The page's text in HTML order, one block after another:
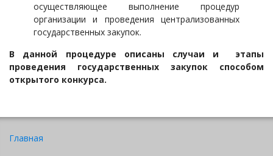
осуществляющее выполнение процедур
организации и проведения централизованных
государственных закупок.
В данной процедуре описаны случаи и этапы
проведения государственных закупок способом
открытого конкурса.
Главная